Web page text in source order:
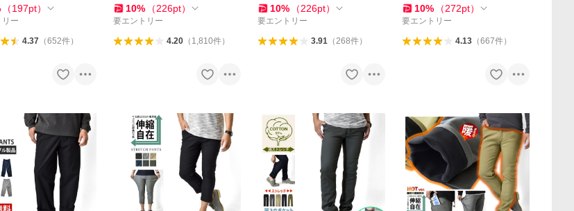
運動 敬老の日 セー
（197pt）
ー
4.37（652件）
スマホポケット セール 爆買
10% （226pt）
要エントリー
4.20（ 1,810件）
登山 ウォーキング セール 爆
買
10% （226pt）
要エントリー
3.91（268件）
チ スマホポケット付 イージ
ーパンツ セール 爆買
10% （272pt）
要エントリー
4.13（667件）